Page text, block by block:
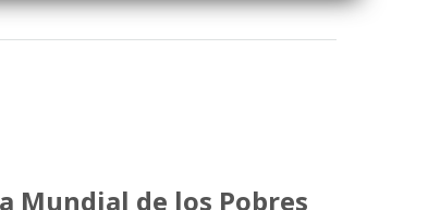
Mundial de los Pobres